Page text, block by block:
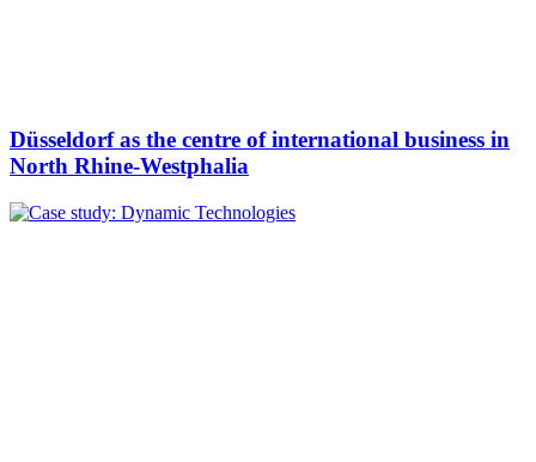
Düsseldorf as the centre of international business in
North Rhine-Westphalia